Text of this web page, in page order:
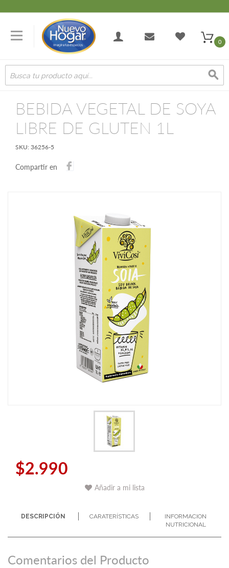
0
BEBIDA VEGETAL DE SOYA
LIBRE DE GLUTEN 1L
SKU: 36256-5
Compartir en
$2.990
Añadir a mi lista
DESCRIPCIÓN CARATERÍSTICAS
INFORMACION
NUTRICIONAL
Comentarios del Producto